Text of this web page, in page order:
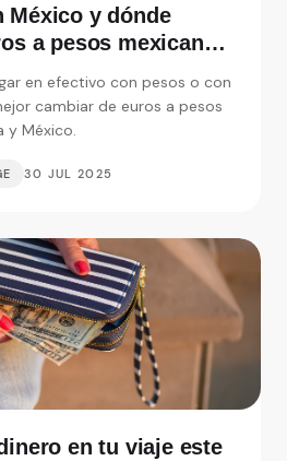
México y dónde
a pesos mexicanos
en efectivo con pesos o con
cambiar de euros a pesos
y México.
30 JUL 2025
en tu viaje este